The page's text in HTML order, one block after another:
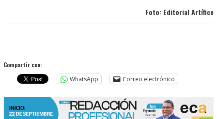
Foto: Editorial Artífice
Compartir con:
WhatsApp
Correo electrónico